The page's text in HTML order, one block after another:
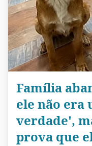
Família
ele não era
verdade',
prova que